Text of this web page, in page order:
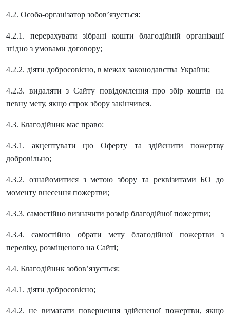
4.2. Особа-організатор зобов’язується:
4.2.1. перерахувати зібрані кошти благодійній організації
згідно з умовами договору;
4.2.2. діяти добросовісно, в межах законодавства України;
4.2.3. видаляти з Сайту повідомлення про збір коштів на
певну мету, якщо строк збору закінчився.
4.3. Благодійник має право:
4.3.1. акцептувати цю Оферту та здійснити пожертву
добровільно;
4.3.2. ознайомитися з метою збору та реквізитами БО до
моменту внесення пожертви;
4.3.3. самостійно визначити розмір благодійної пожертви;
4.3.4. самостійно обрати мету благодійної пожертви з
переліку, розміщеного на Сайті;
4.4. Благодійник зобов’язується:
4.4.1. діяти добросовісно;
4.4.2. не вимагати повернення здійсненої пожертви, якщо